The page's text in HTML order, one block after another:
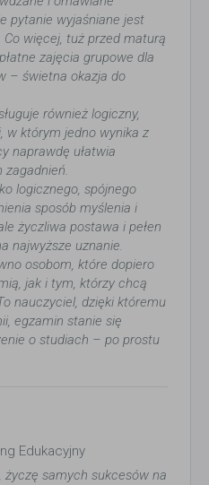
pytanie wyjaśniane jest
Co więcej, tuż przed maturą
zajęcia grupowe dla
– świetna okazja do
również logiczny,
w którym jedno wynika z
naprawdę ułatwia
zagadnień.
logicznego, spójnego
sposób myślenia i
życzliwa postawa i pełen
najwyższe uznanie.
osobom, które dopiero
jak i tym, którzy chcą
nauczyciel, dzięki któremu
egzamin stanie się
o studiach – po prostu
Edukacyjny
życzę samych sukcesów na